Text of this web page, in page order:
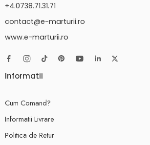
+4.0738.71.31.71
contact@e-marturii.ro
www.e-marturii.ro
Informatii
Cum Comand?
Informatii Livrare
Politica de Retur